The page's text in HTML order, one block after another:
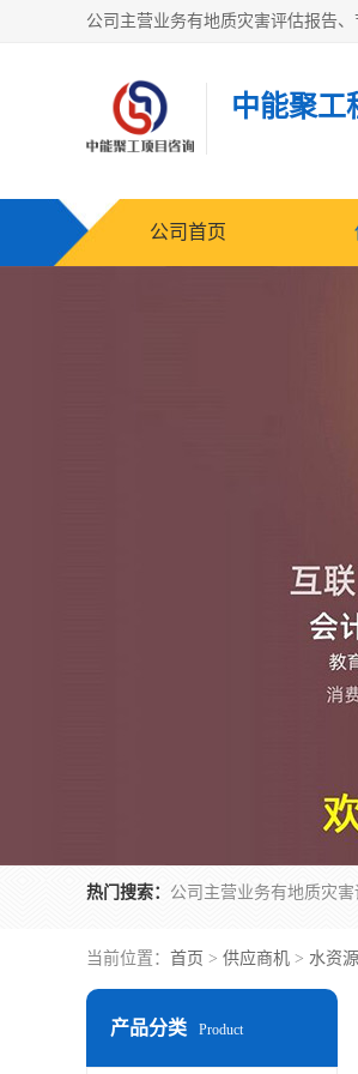
中能聚工
公司首页
热门搜索：
当前位置： 首页 > 供应商机 > 水资
产品分类 Product